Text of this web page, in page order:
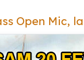
Open Mic,